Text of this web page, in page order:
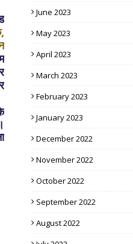
June 2023
May 2023
April 2023
March 2023
February 2023
January 2023
December 2022
November 2022
October 2022
September 2022
August 2022